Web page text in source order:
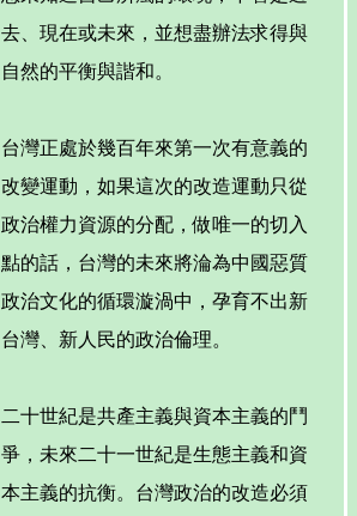
去、現在或未來，並想盡辦法求得與
自然的平衡與諧和。
台灣正處於幾百年來第一次有意義的
改變運動，如果這次的改造運動只從
政治權力資源的分配，做唯一的切入
點的話，台灣的未來將淪為中國惡質
政治文化的循環漩渦中，孕育不出新
台灣、新人民的政治倫理。
二十世紀是共產主義與資本主義的鬥
爭，未來二十一世紀是生態主義和資
本主義的抗衡。台灣政治的改造必須